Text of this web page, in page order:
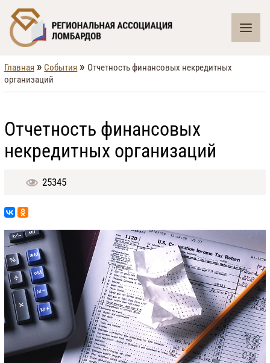
Главная » События » Отчетность финансовых некредитных
организаций
Отчетность финансовых
некредитных организаций
25345